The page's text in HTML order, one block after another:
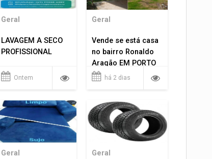
Geral
LAVAGEM A SECO
PROFISSIONAL
Ontem
Geral
Vende se está casa
no bairro Ronaldo
Aragão EM PORTO
VELHO RO.
há 2 dias
Geral Geral